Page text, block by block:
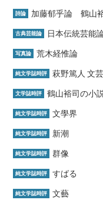
詩論 加藤郁乎論 鶴山
古典芸能論 日本伝統芸能
写真論 荒木経惟論
純文学誌時評 萩野篤人 文
文学誌時評 鶴山裕司の小
純文学誌時評 文學界
純文学誌時評 新潮
純文学誌時評 群像
純文学誌時評 すばる
純文学誌時評 文藝